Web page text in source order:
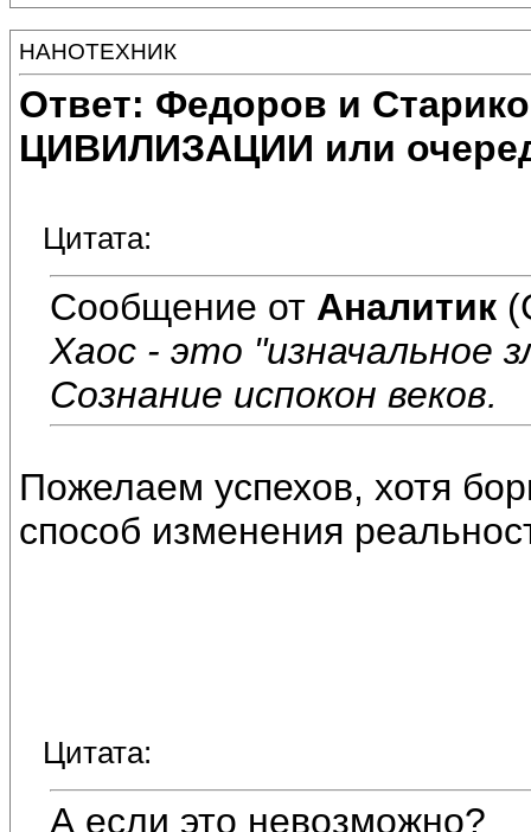
НАНОТЕХНИК
Ответ: Федоров и
ЦИВИЛИЗАЦИИ или
Цитата:
Сообщение от Аналитик
Хаос - это "изначальное
Сознание испокон веков.
Пожелаем успехов, хотя
способ изменения
Цитата:
А если это невозможно?